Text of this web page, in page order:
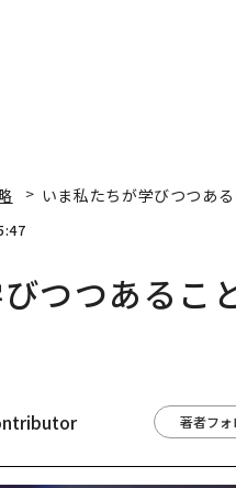
いま私たちが学びつつあ
びつつある
著者フォ